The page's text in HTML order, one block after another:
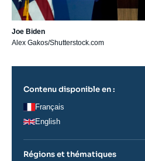
Joe Biden
Alex Gakos/Shutterstock.com
Contenu disponible en :
Français
English
Régions et thématiques